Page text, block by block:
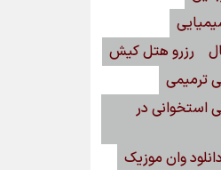
رزرو هتل کیش
ترمیمی
استخوانی در
دانلود وان موزیک